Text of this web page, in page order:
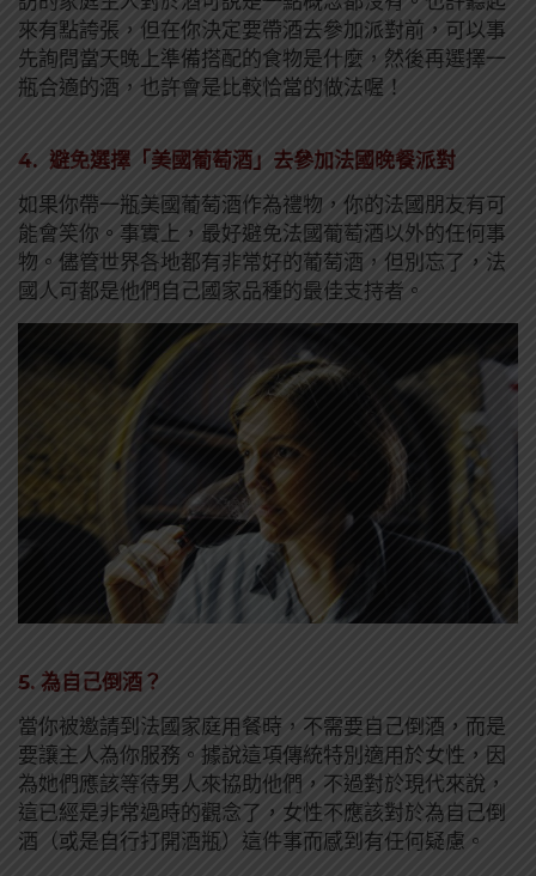
來有點誇張，但在你決定要帶酒去參加派對前，可以事
先詢問當天晚上準備搭配的食物是什麼，然後再選擇一
瓶合適的酒，也許會是比較恰當的做法喔！
4. 避免選擇「美國葡萄酒」去參加法國晚餐派對
如果你帶一瓶美國葡萄酒作為禮物，你的法國朋友有可
能會笑你。 事實上，最好避免法國葡萄酒以外的任何事
物。儘管世界各地都有非常好的葡萄酒，但別忘了，法
國人可都是他們自己國家品種的最佳支持者。
5. 為自己倒酒？
當你被邀請到法國家庭用餐時，不需要自己倒酒，而是
要讓主人為你服務。據說這項傳統特別適用於女性，因
為她們應該等待男人來協助他們，不過對於現代來說，
這已經是非常過時的觀念了，女性不應該對於為自己倒
酒（或是自行打開酒瓶）這件事而感到有任何疑慮。